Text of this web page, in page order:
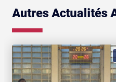
Autres Actualités